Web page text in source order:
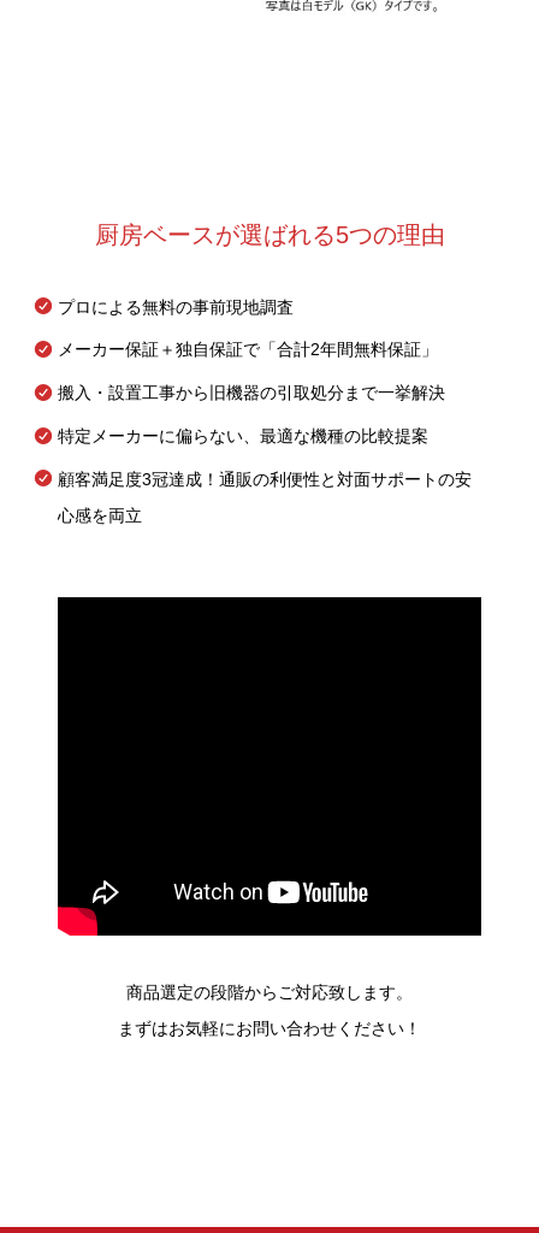
厨房ベースが選ばれる5つの理由
プロによる無料の事前現地調査
メーカー保証＋独自保証で「合計2年間無料保証」
搬入・設置工事から旧機器の引取処分まで一挙解決
特定メーカーに偏らない、最適な機種の比較提案
顧客満足度3冠達成！通販の利便性と対面サポートの安
心感を両立
商品選定の段階からご対応致します。
まずはお気軽にお問い合わせください！